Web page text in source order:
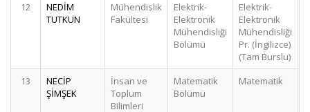
12
NEDİM
TUTKUN
Mühendislik
Fakültesi
Elektrik-
Elektronik
Mühendisliği
Bölümü
Elektrik-
Elektronik
Mühendisliği
Pr. (İngilizce)
(Tam Burslu)
13
NECİP
ŞİMŞEK
İnsan ve
Toplum
Bilimleri
Matematik
Bölümü
Matematik